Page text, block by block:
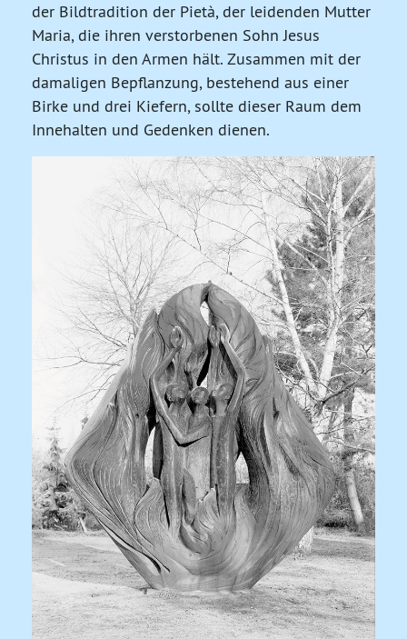
der Bildtradition der Pietà, der leidenden Mutter
Maria, die ihren verstorbenen Sohn Jesus
Christus in den Armen hält. Zusammen mit der
damaligen Bepflanzung, bestehend aus einer
Birke und drei Kiefern, sollte dieser Raum dem
Innehalten und Gedenken dienen.